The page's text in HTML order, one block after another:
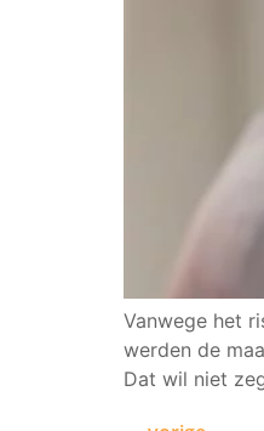
Vanwege het
werden de
Dat wil niet